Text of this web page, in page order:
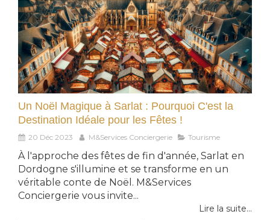
Un Noël Magique à Sarlat : Pourquoi C'est la
Destination Idéale pour les Fêtes !
20 Déc 2023 M&Services Conciergerie Tourisme
À l'approche des fêtes de fin d'année, Sarlat en
Dordogne s'illumine et se transforme en un
véritable conte de Noël. M&Services
Conciergerie vous invite...
Lire la suite...